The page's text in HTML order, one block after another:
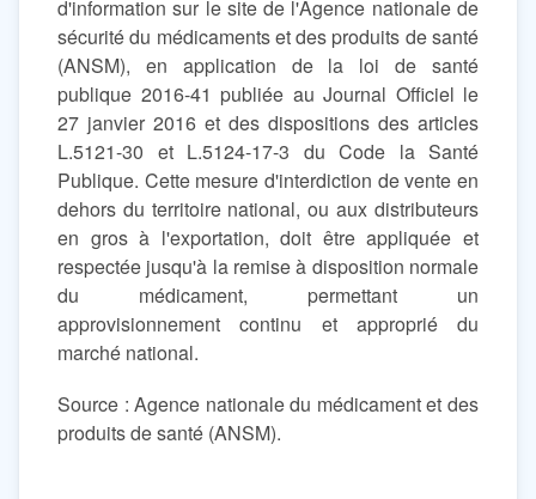
d'information sur le site de l'Agence nationale de
sécurité du médicaments et des produits de santé
(ANSM), en application de la loi de santé
publique 2016-41 publiée au Journal Officiel le
27 janvier 2016 et des dispositions des articles
L.5121-30 et L.5124-17-3 du Code la Santé
Publique. Cette mesure d'interdiction de vente en
dehors du territoire national, ou aux distributeurs
en gros à l'exportation, doit être appliquée et
respectée jusqu'à la remise à disposition normale
du médicament, permettant un
approvisionnement continu et approprié du
marché national.
Source : Agence nationale du médicament et des
produits de santé (ANSM).